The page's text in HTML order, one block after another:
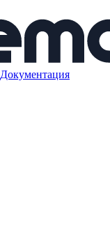
Документация